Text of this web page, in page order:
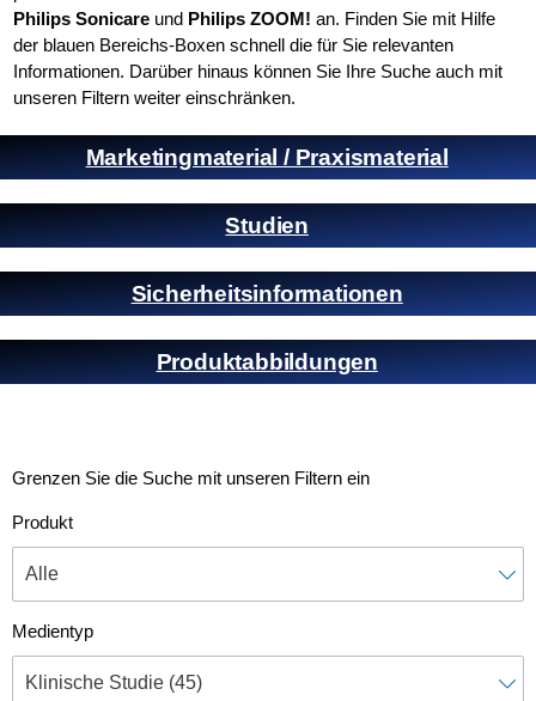
Philips Sonicare und Philips ZOOM! an. Finden Sie mit Hilfe
der blauen Bereichs-Boxen schnell die für Sie relevanten
Informationen. Darüber hinaus können Sie Ihre Suche auch mit
unseren Filtern weiter einschränken.
Marketingmaterial / Praxismaterial
Studien
Sicherheits­informationen
Produkt­abbildungen
Grenzen Sie die Suche mit unseren Filtern ein
Produkt
Medientyp